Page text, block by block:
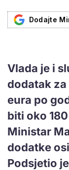
Dodajte
Vlada je i
dodatak
eura po
biti oko
Ministar
dodatke
Podsjetio